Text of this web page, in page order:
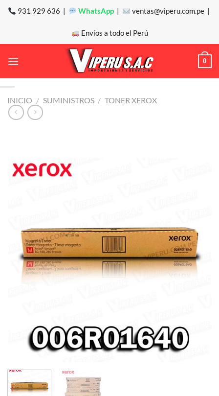
Saltar
931 929 636 | WhatsApp | ventas@viperu.com.pe |
Envíos a todo el Perú
0
INICIO / SUMINISTROS / TONER XEROX